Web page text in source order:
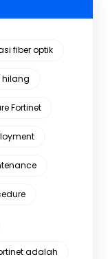
fiber optik
hilang
Fortinet
adalah